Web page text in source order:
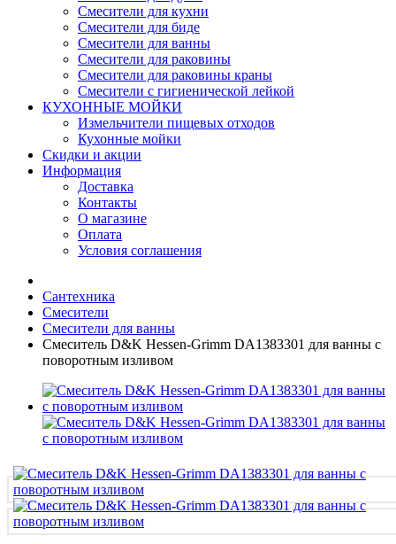
Смесители для кухни
Смесители для биде
Смесители для ванны
Смесители для раковины
Смесители для раковины краны
Смесители с гигиенической лейкой
КУХОННЫЕ МОЙКИ
Измельчители пищевых отходов
Кухонные мойки
Скидки и акции
Информация
Доставка
Контакты
О магазине
Оплата
Условия соглашения
Сантехника
Смесители
Смесители для ванны
Смеситель D&K Hessen-Grimm DA1383301 для ванны с
поворотным изливом